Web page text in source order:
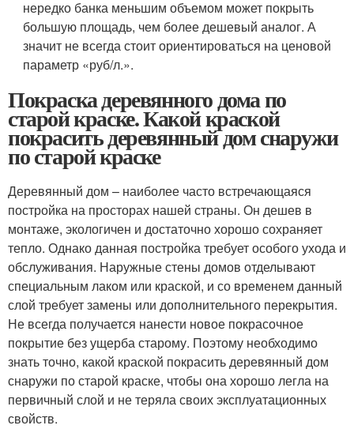
нередко банка меньшим объемом может покрыть
большую площадь, чем более дешевый аналог. А
значит не всегда стоит ориентироваться на ценовой
параметр «руб/л.».
Покраска деревянного дома по
старой краске. Какой краской
покрасить деревянный дом снаружи
по старой краске
Деревянный дом – наиболее часто встречающаяся
постройка на просторах нашей страны. Он дешев в
монтаже, экологичен и достаточно хорошо сохраняет
тепло. Однако данная постройка требует особого ухода и
обслуживания. Наружные стены домов отделывают
специальным лаком или краской, и со временем данный
слой требует замены или дополнительного перекрытия.
Не всегда получается нанести новое покрасочное
покрытие без ущерба старому. Поэтому необходимо
знать точно, какой краской покрасить деревянный дом
снаружи по старой краске, чтобы она хорошо легла на
первичный слой и не теряла своих эксплуатационных
свойств.